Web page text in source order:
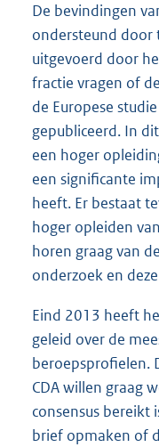
De bevindingen
ondersteund door
uitgevoerd door
fractie vragen of
de Europese
gepubliceerd. In
een hoger
een significante
heeft. Er bestaat
hoger opleiden
horen graag van
onderzoek en
Eind 2013 heeft
geleid over de
beroepsprofielen.
CDA willen graag
consensus bereikt
brief opmaken of